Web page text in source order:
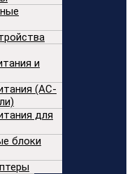
и
(AC-
для
блоки